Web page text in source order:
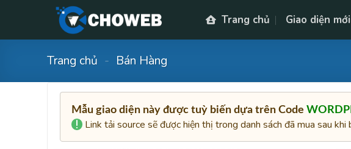
content
Trang chủ Giao diện mới
Trang chủ - Bán Hàng
Mẫu giao diện này được tuỳ biến dựa trên Code
Link tải source sẽ được hiện thị trong danh sách đã mua sau khi